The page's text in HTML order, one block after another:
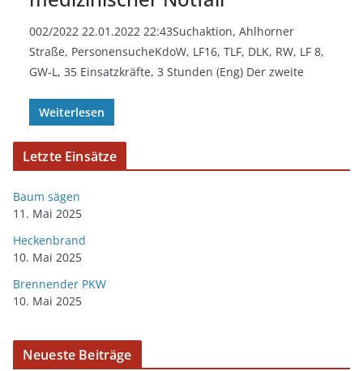
002/2022 22.01.2022 22:43Suchaktion, Ahlhorner
Straße, PersonensucheKdoW, LF16, TLF, DLK, RW, LF 8,
GW-L, 35 Einsatzkräfte, 3 Stunden (Eng) Der zweite
Weiterlesen
Letzte Einsätze
Baum sägen
11. Mai 2025
Heckenbrand
10. Mai 2025
Brennender PKW
10. Mai 2025
Neueste Beiträge